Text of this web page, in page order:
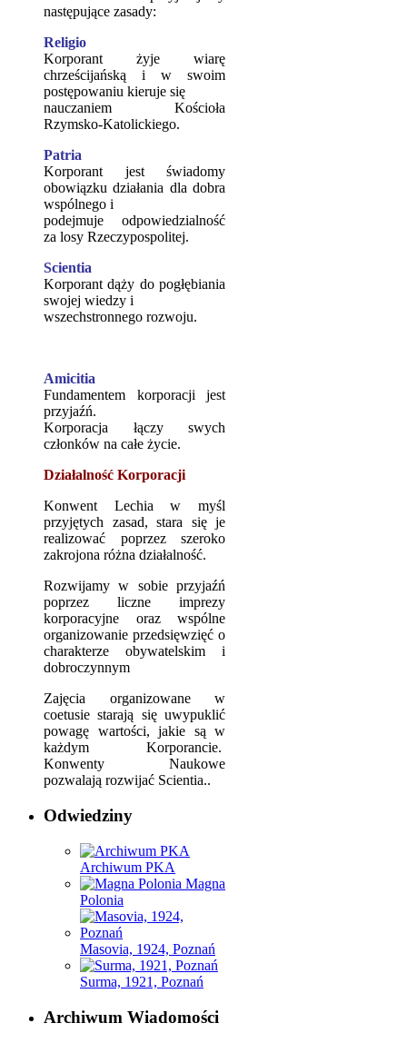
następujące zasady:
Religio
Korporant żyje wiarę
chrześcijańską i w swoim
postępowaniu kieruje się
nauczaniem Kościoła
Rzymsko-Katolickiego.
Patria
Korporant jest świadomy
obowiązku działania dla dobra
wspólnego i
podejmuje odpowiedzialność
za losy Rzeczypospolitej.
Scientia
Korporant dąży do pogłębiania
swojej wiedzy i
wszechstronnego rozwoju.
Amicitia
Fundamentem korporacji jest
przyjaźń.
Korporacja łączy swych
członków na całe życie.
Działalność Korporacji
Konwent Lechia w myśl
przyjętych zasad, stara się je
realizować poprzez szeroko
zakrojona różna działalność.
Rozwijamy w sobie przyjaźń
poprzez liczne imprezy
korporacyjne oraz wspólne
organizowanie przedsięwzięć o
charakterze obywatelskim i
dobroczynnym
Zajęcia organizowane w
coetusie starają się uwypuklić
powagę wartości, jakie są w
każdym Korporancie.
Konwenty Naukowe
pozwalają rozwijać Scientia..
Odwiedziny
Archiwum PKA
Magna
Polonia
Masovia, 1924, Poznań
Surma, 1921, Poznań
Archiwum Wiadomości